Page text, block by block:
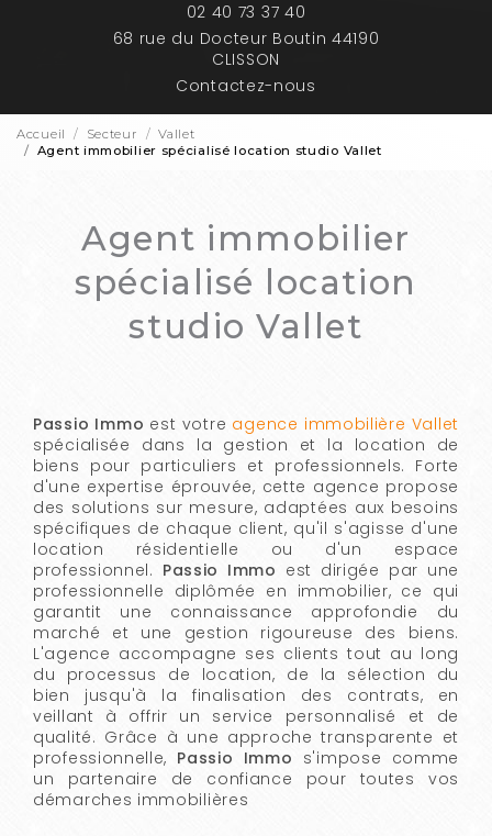
02 40 73 37 40
68 rue du Docteur Boutin 44190
CLISSON
Contactez-nous
Accueil Secteur
Vallet
Agent immobilier spécialisé location studio Vallet
Agent immobilier
spécialisé location
studio Vallet
Passio Immo est votre agence immobilière Vallet
spécialisée dans la gestion et la location de
biens pour particuliers et professionnels. Forte
d'une expertise éprouvée, cette agence propose
des solutions sur mesure, adaptées aux besoins
spécifiques de chaque client, qu'il s'agisse d'une
location résidentielle ou d'un espace
professionnel. Passio Immo est dirigée par une
professionnelle diplômée en immobilier, ce qui
garantit une connaissance approfondie du
marché et une gestion rigoureuse des biens.
L'agence accompagne ses clients tout au long
du processus de location, de la sélection du
bien jusqu'à la finalisation des contrats, en
veillant à offrir un service personnalisé et de
qualité. Grâce à une approche transparente et
professionnelle, Passio Immo s'impose comme
un partenaire de confiance pour toutes vos
démarches immobilières